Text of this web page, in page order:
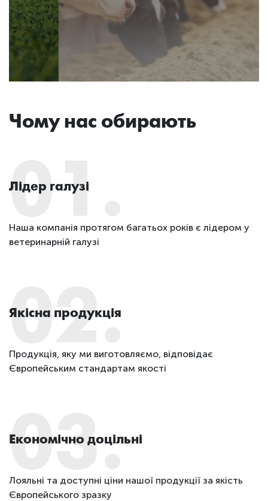
Чому нас обирають
01.
Лідер галузі
Наша компанія протягом багатьох років є лідером у
ветеринарній галузі
02.
Якісна продукція
Продукція, яку ми виготовляємо, відповідає
Європейським стандартам якості
03.
Економічно доцільні
Лояльні та доступні ціни нашої продукції за якість
Європейського зразку